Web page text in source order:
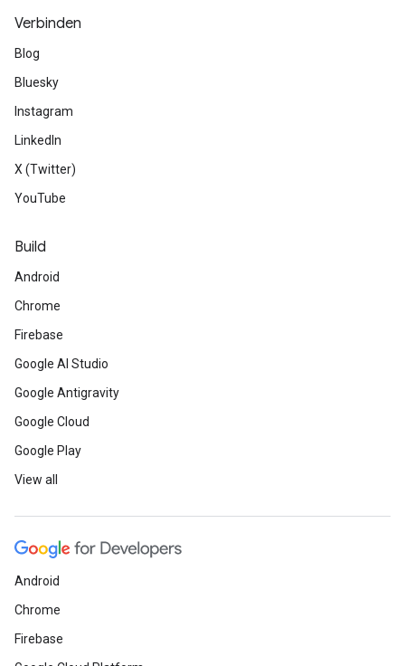
Verbinden
Blog
Bluesky
Instagram
LinkedIn
X (Twitter)
YouTube
Build
Android
Chrome
Firebase
Google AI Studio
Google Antigravity
Google Cloud
Google Play
View all
Android
Chrome
Firebase